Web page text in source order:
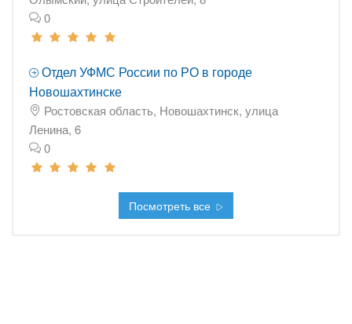
0
Отдел УФМС России по РО в городе
Новошахтинске
Ростовская область, Новошахтинск, улица
Ленина, 6
0
Посмотреть все